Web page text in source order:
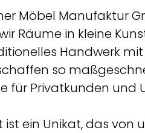
Möbel Manufaktur
Räume in kleine
Handwerk
so
für Privatkunden und
ist ein Unikat, das von